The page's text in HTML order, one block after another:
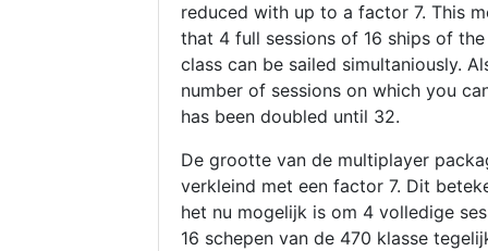
reduced with up to a factor 7. This
that 4 full sessions of 16 ships of
class can be sailed simultaniously.
number of sessions on which you
has been doubled until 32.
De grootte van de multiplayer
verkleind met een factor 7. Dit
het nu mogelijk is om 4 volledige
16 schepen van de 470 klasse